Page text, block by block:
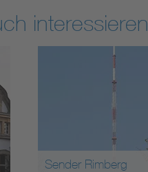
interessieren
Sender Rimberg